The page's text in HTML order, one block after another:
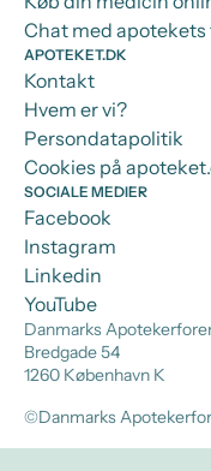
Danmarks
Bredgade 54
1260 København K
©Danmarks
Chat med
APOTEKET.DK
Kontakt
Hvem er vi?
Persondatapolitik
Cookies på
SOCIALE MEDIER
Facebook
Instagram
Linkedin
YouTube